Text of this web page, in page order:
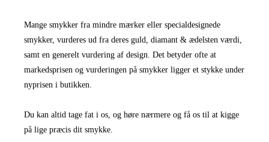
Mange smykker fra mindre mærker eller specialdesignede
smykker, vurderes ud fra deres guld, diamant & ædelsten værdi,
samt en generelt vurdering af design. Det betyder ofte at
markedsprisen og vurderingen på smykker ligger et stykke under
nyprisen i butikken.
Du kan altid tage fat i os, og høre nærmere og få os til at kigge
på lige præcis dit smykke.